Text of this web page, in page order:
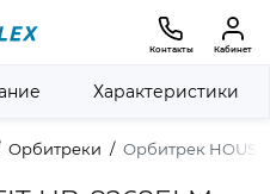
Контакты Кабинет
Орбитреки Орбитрек
Характеристики